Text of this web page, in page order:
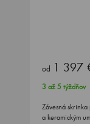
od 1 397
3 až 5 týždňov
Závesná
a keramickým